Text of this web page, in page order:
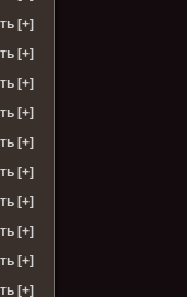
[+]
[+]
[+]
[+]
[+]
[+]
[+]
[+]
[+]
[+]